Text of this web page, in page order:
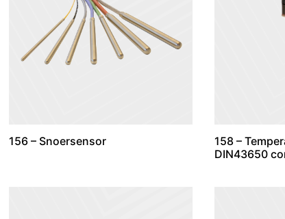
156 – Snoersensor
158 –
DIN43650